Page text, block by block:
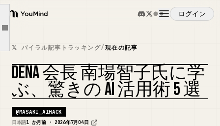
YouMind
ログイン
概要
ユースケース
スキル
Article outline
手法⑤：学習の高速化——「わからない」を放置しない
「経営者の話でしょ」と思った方へ
まとめ
最後に、ひとつだけ。
参考文献
𝕏 バイラル記事トラッキング/現在の記事
DENA 会長 南場智子氏に学
ぶ、驚きの AI 活用術 5 選
@MASAKI_AIHACK
日本語1 か月前 · 2026年7月04日